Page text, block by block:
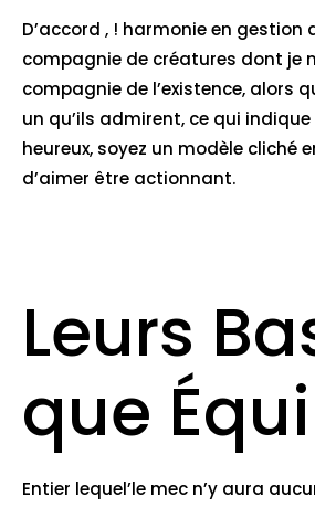
D’accord , ! harmonie en
compagnie de créatures dont je
compagnie de l’existence, alors
un qu’ils admirent, ce qui
heureux, soyez un modèle cliché
d’aimer être actionnant.
Leurs
que
Entier lequel’le mec n’y aura